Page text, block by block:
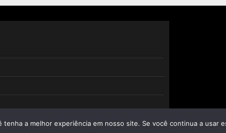
tenha a melhor experiência em nosso site. Se você continua a usar